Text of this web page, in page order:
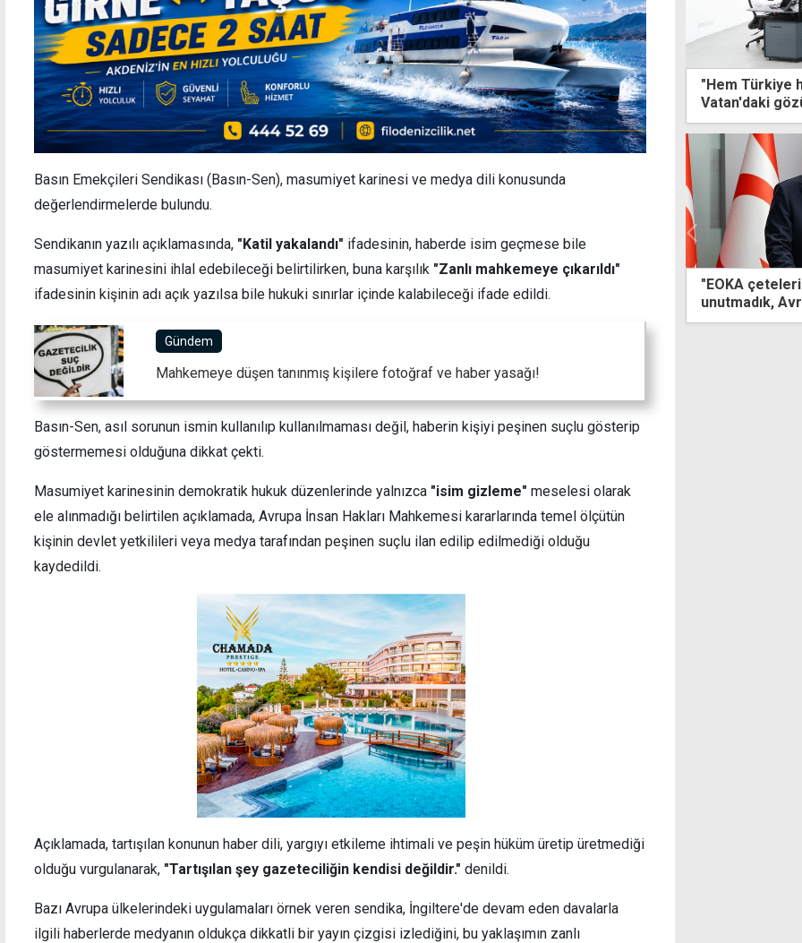
Basın Emekçileri Sendikası (Basın-Sen), masumiyet karinesi ve medya dili konusunda
değerlendirmelerde bulundu.
Sendikanın yazılı açıklamasında, "Katil yakalandı" ifadesinin, haberde isim geçmese bile
masumiyet karinesini ihlal edebileceği belirtilirken, buna karşılık "Zanlı mahkemeye çıkarıldı"
ifadesinin kişinin adı açık yazılsa bile hukuki sınırlar içinde kalabileceği ifade edildi.
Gündem
Mahkemeye düşen tanınmış kişilere fotoğraf ve haber yasağı!
Basın-Sen, asıl sorunun ismin kullanılıp kullanılmaması değil, haberin kişiyi peşinen suçlu gösterip
göstermemesi olduğuna dikkat çekti.
Masumiyet karinesinin demokratik hukuk düzenlerinde yalnızca "isim gizleme" meselesi olarak
ele alınmadığı belirtilen açıklamada, Avrupa İnsan Hakları Mahkemesi kararlarında temel ölçütün
kişinin devlet yetkilileri veya medya tarafından peşinen suçlu ilan edilip edilmediği olduğu
kaydedildi.
Açıklamada, tartışılan konunun haber dili, yargıyı etkileme ihtimali ve peşin hüküm üretip üretmediği
olduğu vurgulanarak, "Tartışılan şey gazeteciliğin kendisi değildir." denildi.
Bazı Avrupa ülkelerindeki uygulamaları örnek veren sendika, İngiltere'de devam eden davalarla
ilgili haberlerde medyanın oldukça dikkatli bir yayın çizgisi izlediğini, bu yaklaşımın zanlı
"Hem Türkiye
Vatan'daki
Trump'tan İran'a yeni tehdit: Bu gece sert
vuracağız
"EOKA çetelerinin yaptığı mezalimi
unutmadık, Avrupa biraz tarihe baksın"
Dünya Tabipler
temasları